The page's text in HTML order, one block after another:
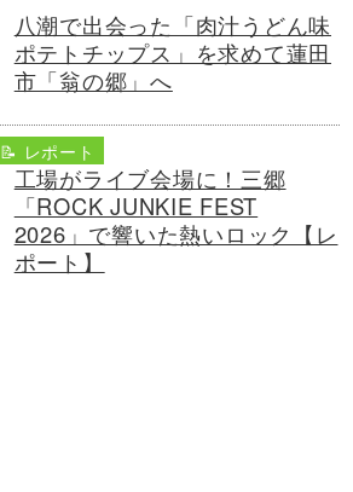
八潮で出会った「肉汁うどん味
ポテトチップス」を求めて蓮田
市「翁の郷」へ
📝 レポート
工場がライブ会場に！三郷
「ROCK JUNKIE FEST
2026」で響いた熱いロック【レ
ポート】